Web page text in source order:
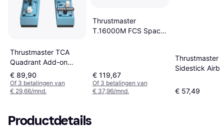
Thrustmaster TCA
Quadrant Add-on
Airbus Edition
€ 89,90
Of 3 betalingen van
€ 29,66/mnd.
Thrustmaster
T.16000M FCS Space
€ 119,67
Of 3 betalingen van
€ 37,96/mnd.
Thrustmaster
Sidestick
€ 57,49
Productdetails